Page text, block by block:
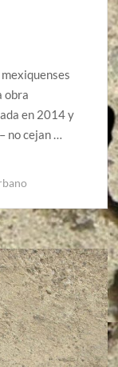
obra
en 2014 y
no cejan …